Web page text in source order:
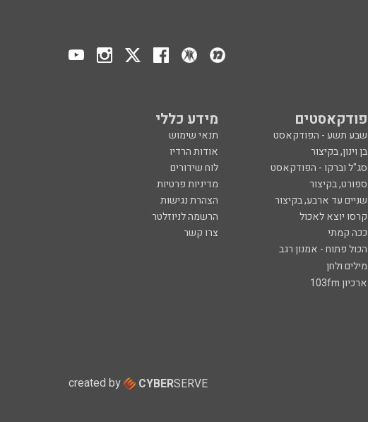
פודקאסטים מידע כללי
שבע תשע - הפודקאסט
תנאי שימוש
בן וינון, בקיצור
אודות הרדיו
סג"ל וברקו - הפודקאסט
לוח שידורים
ספורט, בקיצור
מדיניות פרטיות
שניים עד ארבע, בקיצור
הצהרת נגישות
קרסו יוצא לאכול
הרשמה לניוזלטר
ככה קמתי
צרו קשר
הכול פתוח - אמנון רגב
מילים ולחן
ארכיון 103fm
created by CYBERSERVE